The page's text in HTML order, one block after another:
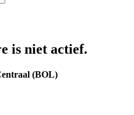
is niet actief.
(BOL)